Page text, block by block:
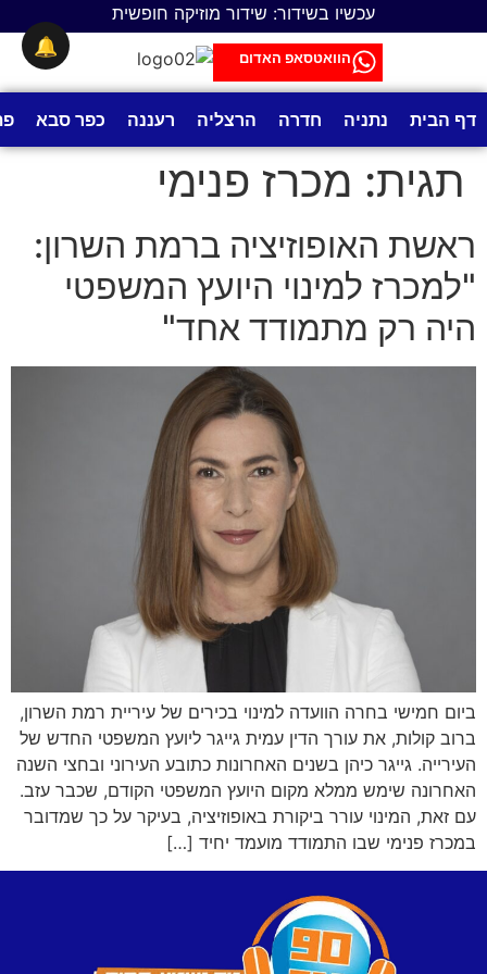
עכשיו בשידור: שידור מוזיקה חופשית
הוואטסאפ האדום
דף הבית נתניה חדרה הרצליה רעננה כפר סבא
תגית: מכרז פנימי
ראשת האופוזיציה ברמת השרון:
"למכרז למינוי היועץ המשפטי
היה רק מתמודד אחד"
ביום חמישי בחרה הוועדה למינוי בכירים של עיריית רמת השרון,
ברוב קולות, את עורך הדין עמית גייגר ליועץ המשפטי החדש של
העירייה. גייגר כיהן בשנים האחרונות כתובע העירוני ובחצי השנה
האחרונה שימש ממלא מקום היועץ המשפטי הקודם, שכבר עזב.
עם זאת, המינוי עורר ביקורת באופוזיציה, בעיקר על כך שמדובר
במכרז פנימי שבו התמודד מועמד יחיד […]
🔔